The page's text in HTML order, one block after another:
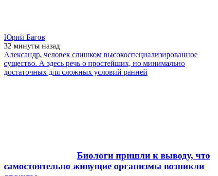
Юрий Багов
32 минуты назад
Александр, человек слишком высокоспециализированное
существо. А здесь речь о простейших, но минимально
достаточных для сложных условий ранней
Биологи пришли к выводу, что
самостоятельно живущие организмы возникли